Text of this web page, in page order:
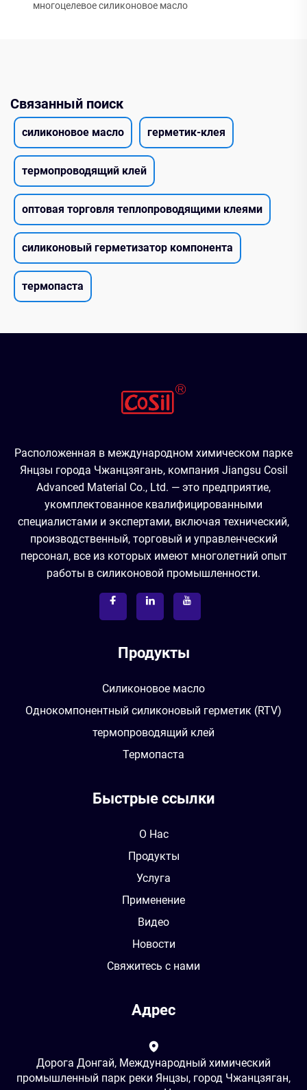
многоцелевое силиконовое масло
Связанный поиск
силиконовое масло герметик-клея
термопроводящий клей
оптовая торговля теплопроводящими клеями
силиконовый герметизатор компонента
термопаста
Расположенная в международном химическом парке
Янцзы города Чжанцзягань, компания Jiangsu Cosil
Advanced Material Co., Ltd. — это предприятие,
укомплектованное квалифицированными
специалистами и экспертами, включая технический,
производственный, торговый и управленческий
персонал, все из которых имеют многолетний опыт
работы в силиконовой промышленности.
Продукты
Силиконовое масло
Однокомпонентный силиконовый герметик (RTV)
термопроводящий клей
Термопаста
Быстрые ссылки
О Нас
Продукты
Услуга
Применение
Видео
Новости
Свяжитесь с нами
Адрес
Дорога Донгай, Международный химический
промышленный парк реки Янцзы, город Чжанцзяган,